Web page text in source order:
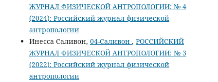
ЖУРНАЛ ФИЗИЧЕСКОЙ АНТРОПОЛОГИИ: № 4
(2024): Российский журнал физической
антропологии
Инесса Саливон, 04-Саливон , РОССИЙСКИЙ
ЖУРНАЛ ФИЗИЧЕСКОЙ АНТРОПОЛОГИИ: № 3
(2022): Российский журнал физической
антропологии